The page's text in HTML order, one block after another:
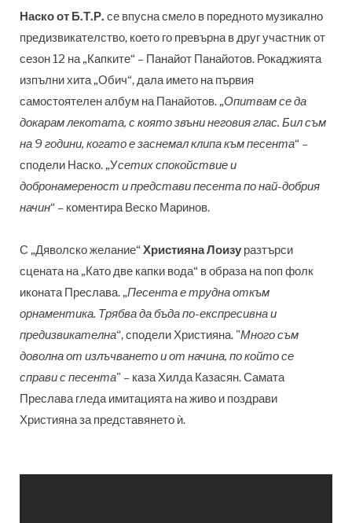
Наско от Б.Т.Р. се впусна смело в поредното музикално
предизвикателство, което го превърна в друг участник от
сезон 12 на „Капките“ – Панайот Панайотов. Рокаджията
изпълни хита „Обич“, дала името на първия
самостоятелен албум на Панайотов. „Опитвам се да
докарам лекотата, с която звъни неговия глас. Бил съм
на 9 години, когато е заснемал клипа към песента“ –
сподели Наско. „Усетих спокойствие и
добронамереност и представи песента по най-добрия
начин“ – коментираВеско Маринов.
С „Дяволско желание“ Християна Лоизу разтърси
сцената на „Като две капки вода“ в образа на поп фолк
иконата Преслава. „Песента е трудна откъм
орнаментика. Трябва да бъда по-експресивна и
предизвикателна“, сподели Християна. "Много съм
доволна от излъчването и от начина, по който се
справи с песента" – казаХилда Казасян. Самата
Преслава гледа имитацията на живо и поздрави
Християна за представянето ѝ.